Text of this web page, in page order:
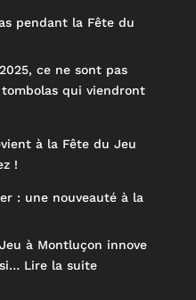
pendant la Fête du
ce ne sont pas
qui viendront
à la Fête du Jeu
!
: une nouveauté à la
à Montluçon innove
Lire la suite: